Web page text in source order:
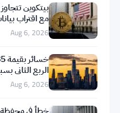
أحد
يقوم
بتحركات
كبيرة.
الجميع
مع اقتراب
Aug 6, 2026
الربع الثاني
Aug 6, 2026